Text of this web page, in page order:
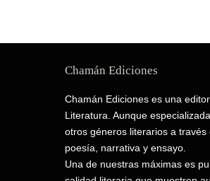
Chamán Ediciones
Chamán Ediciones es una
Literatura. Aunque
otros géneros literarios a
poesía, narrativa y ensayo.
Una de nuestras máximas es